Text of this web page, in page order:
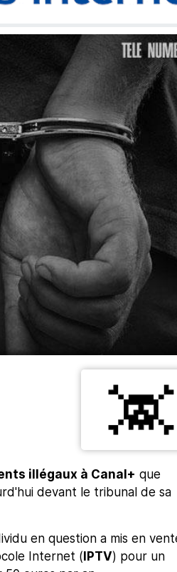
illégaux à Canal+ que
devant le tribunal de sa
en question a mis en
Internet (IPTV) pour un